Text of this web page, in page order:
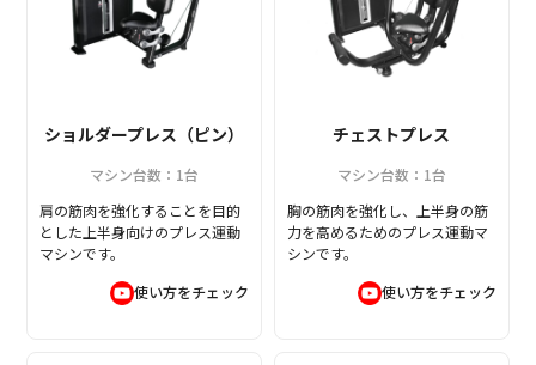
ショルダープレス（ピン）
マシン台数：1台
肩の筋肉を強化することを目的
とした上半身向けのプレス運動
マシンです。
使い方をチェック
チェストプレス
マシン台数：1台
胸の筋肉を強化し、上半身の筋
力を高めるためのプレス運動マ
シンです。
使い方をチェック